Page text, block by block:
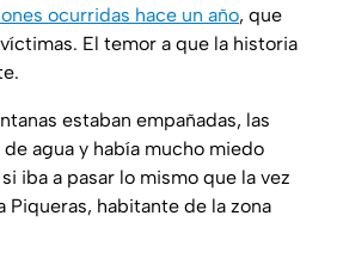
ocurridas hace un año, que
El temor a que la historia
estaban empañadas, las
agua y había mucho miedo
iba a pasar lo mismo que la vez
Piqueras, habitante de la zona